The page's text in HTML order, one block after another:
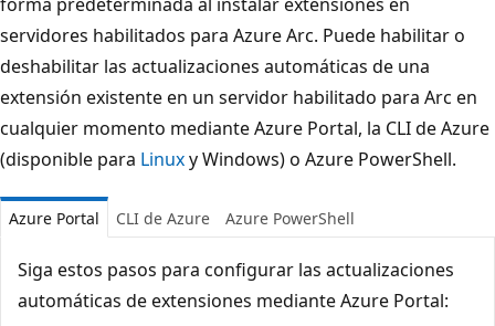
servidores habilitados para Azure Arc. Puede habilitar o
deshabilitar las actualizaciones automáticas de una
extensión existente en un servidor habilitado para Arc en
cualquier momento mediante Azure Portal, la CLI de Azure
(disponible para Linuxy Windows) o Azure PowerShell.
Azure Portal CLI de Azure Azure PowerShell
Siga estos pasos para configurar las actualizaciones
automáticas de extensiones mediante Azure Portal: